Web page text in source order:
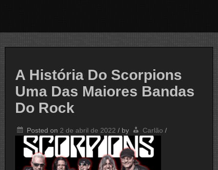
A História Do Scorpions
Uma Das Maiores Bandas
Do Rock
Posted on 2 de abril de 2022 / by Carlão /